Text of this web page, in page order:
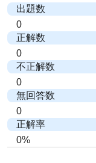
出題数
0
正解数
0
不正解数
0
無回答数
0
正解率
0%